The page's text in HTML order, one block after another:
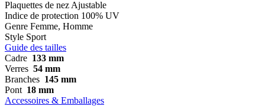
Plaquettes de nez Ajustable
Indice de protection 100% UV
Genre Femme, Homme
Style Sport
Guide des tailles
Cadre 133 mm
Verres 54 mm
Branches 145 mm
Pont 18 mm
Accessoires & Emballages